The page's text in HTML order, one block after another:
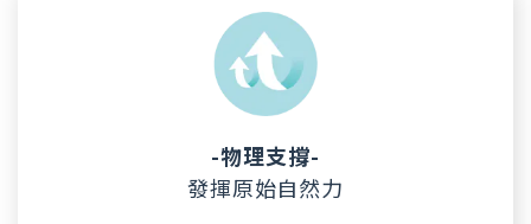
-物理支撐-
發揮原始自然力